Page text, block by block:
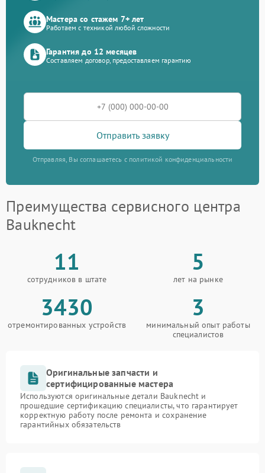
Мастера со стажем 7+ лет
Работаем с техникой любой сложности
Гарантия до 12 месяцев
Составляем договор, предоставляем гарантию
Отправить заявку
Отправляя, Вы соглашаетесь с политикой конфиденциальности
Преимущества сервисного центра
Bauknecht
11
сотрудников в штате
5
лет на рынке
3430
отремонтированных устройств
3
минимальный опыт работы
специалистов
Оригинальные запчасти и
сертифицированные мастера
Используются оригинальные детали Bauknecht и
прошедшие сертификацию специалисты, что гарантирует
корректную работу после ремонта и сохранение
гарантийных обязательств